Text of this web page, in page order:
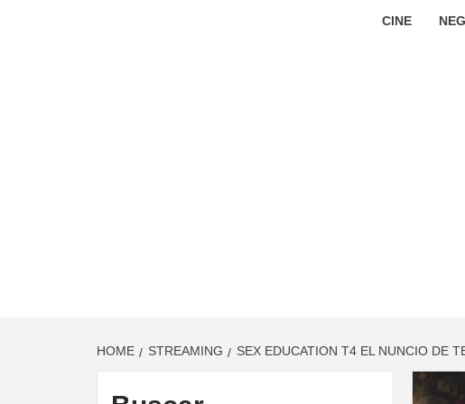
CINE
HOME STREAMING SEX EDUCATION T4 EL NUNCIO DE